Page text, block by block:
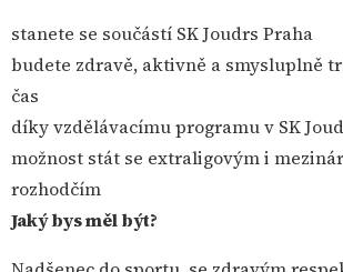
stanete se součástí SK Joudrs Praha
budete zdravě, aktivně a smysluplně
čas
díky vzdělávacímu programu v SK
možnost stát se extraligovým i
rozhodčím
Jaký bys měl být?